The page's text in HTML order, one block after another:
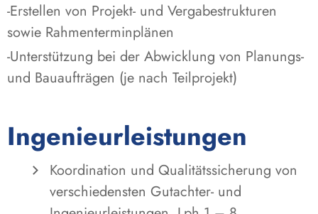
-Erstellen von Projekt- und Vergabestrukturen
sowie Rahmenterminplänen
-Unterstützung bei der Abwicklung von Planungs-
und Bauaufträgen (je nach Teilprojekt)
Ingenieurleistungen
Koordination und Qualitätssicherung von
verschiedensten Gutachter- und